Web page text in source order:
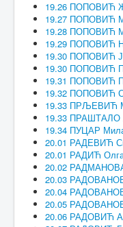
19.26 ПОПОВИЋ
19.27 ПОПОВИЋ
19.28 ПОПОВИЋ
19.29 ПОПОВИЋ
19.30 ПОПОВИЋ
19.30 ПОПОВИЋ
19.31 ПОПОВИЋ
19.32 ПОПОВИЋ
19.33 ПРЉЕВИЋ
19.33 ПРАШТАЛО
19.34 ПУЦАР
20.01 РАДЕВИЋ
20.01 РАДИЋ
20.02
20.03
20.04
20.05
20.06 РАДОВИЋ